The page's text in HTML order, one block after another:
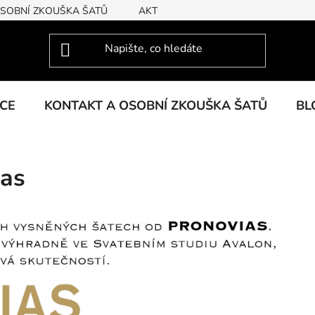
ZKOUŠKA ŠATŮ AKTUÁLNÍ KOLEKCE
KONTAKT A OSOBNÍ ZKOUŠKA ŠATŮ